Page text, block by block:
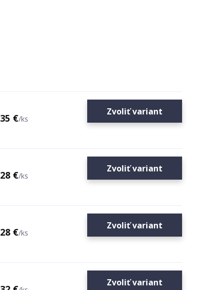
35 €/ks
Zvoliť variant
28 €/ks
Zvoliť variant
28 €/ks
Zvoliť variant
Zvoliť variant